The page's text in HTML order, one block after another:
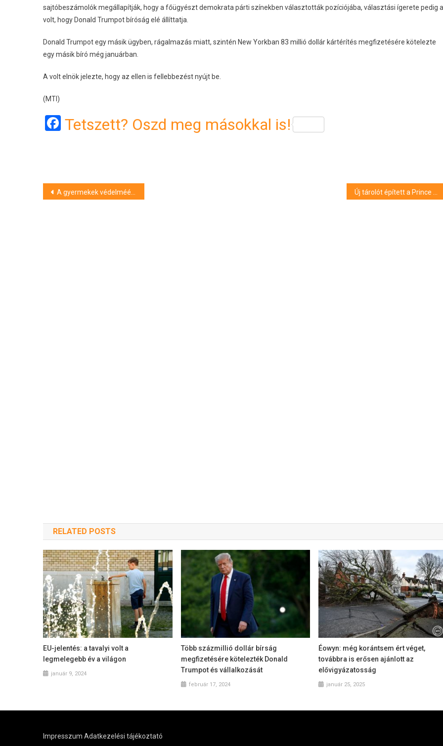
sajtóbeszámolók megállapítják, hogy a főügyészt demokrata párti színekben választották pozíciójába, választási ígerete pedig
volt, hogy Donald Trumpot bíróság elé állíttatja.
Donald Trumpot egy másik ügyben, rágalmazás miatt, szintén New Yorkban 83 millió dollár kártérítés megfizetésére kötelezte
egy másik bíró még januárban.
A volt elnök jelezte, hogy az ellen is fellebbezést nyújt be.
(MTI)
Facebook
Tetszett? Oszd meg másokkal is!
Bejegyzés
A gyermekek védelméért demonstráltak a Hősök terén Új tárolót épített a Prince Job Holding Zrt. mezőtúri telephelyén
RELATED POSTS
EU-jelentés: a tavalyi volt a
legmelegebb év a világon
január 9, 2024
Több százmillió dollár bírság
megfizetésére kötelezték Donald
Trumpot és vállalkozását
február 17, 2024
Éowyn: még korántsem ért véget,
továbbra is erősen ajánlott az
elővigyázatosság
január 25, 2025
Impresszum Adatkezelési tájékoztató